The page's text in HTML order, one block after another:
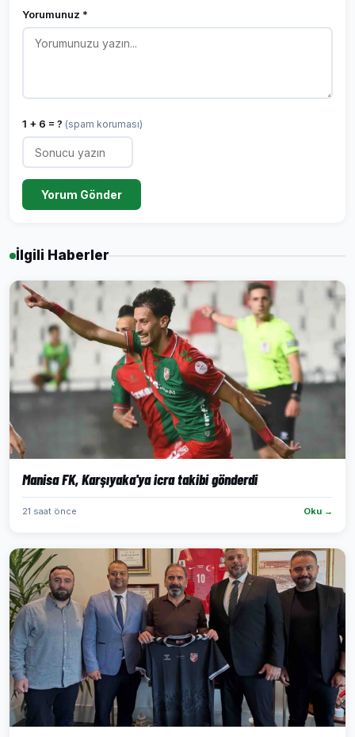
Yorumunuz *
1 + 6 = ? (spam koruması)
Yorum Gönder
İlgili Haberler
Manisa FK, Karşıyaka'ya icra takibi gönderdi
21 saat önce Oku →